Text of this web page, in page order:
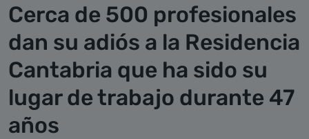
Cerca de 500 profesionales
dan su adiós a la Residencia
Cantabria que ha sido su
lugar de trabajo durante 47
años